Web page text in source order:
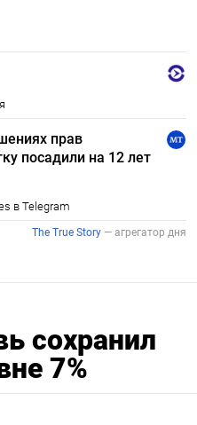
сохранил
7%